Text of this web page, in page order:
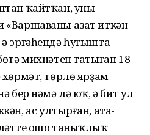
ҡайтҡан, уның
«Варшаваны азат иткән
эргәһендә һуғышта
михнәтен татыған 18
хөрмәт, төрлө ярҙам
бер нәмә лә юҡ, ә бит ул
ас ултырған, ата-
ошо таныҡлыҡ